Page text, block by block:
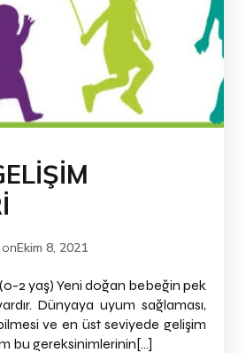
onEkim 8, 2021
2 yaş) Yeni doğan bebeğin pek
Dünyaya uyum sağlaması,
ve en üst seviyede gelişim
bu gereksinimlerinin[…]